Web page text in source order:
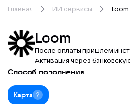
Главная ИИ сервисы Loom
Loom
После оплаты пришлем
Активация через
Способ пополнения
Карта